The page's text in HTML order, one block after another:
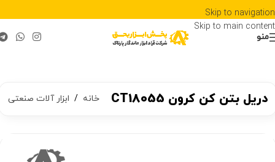
Skip to navigation
Skip to main content
منو
دریل بتن کن کرون CT18055 خانه / ابزار آلات صنعتی